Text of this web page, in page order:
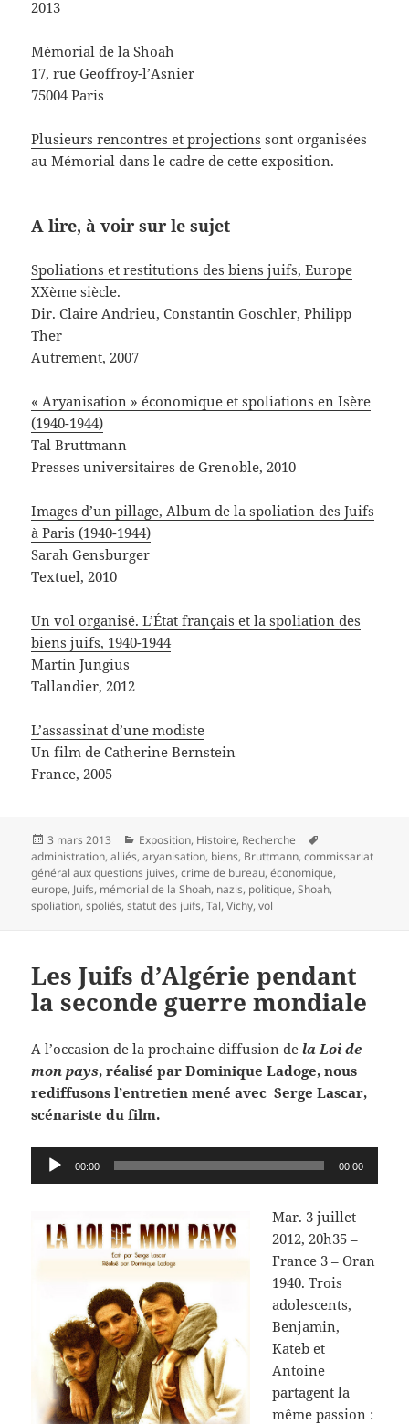
2013
Mémorial de la Shoah
17, rue Geoffroy-l’Asnier
75004 Paris
Plusieurs rencontres et projections sont organisées
au Mémorial dans le cadre de cette exposition.
A lire, à voir sur le sujet
Spoliations et restitutions des biens juifs, Europe
XXème siècle.
Dir. Claire Andrieu, Constantin Goschler, Philipp
Ther
Autrement, 2007
« Aryanisation » économique et spoliations en Isère
(1940-1944)
Tal Bruttmann
Presses universitaires de Grenoble, 2010
Images d’un pillage, Album de la spoliation des Juifs
à Paris (1940-1944)
Sarah Gensburger
Textuel, 2010
Un vol organisé. L’État français et la spoliation des
biens juifs, 1940-1944
Martin Jungius
Tallandier, 2012
L’assassinat d’une modiste
Un film de Catherine Bernstein
France, 2005
Publié
le
3 mars 2013 Catégories
Exposition, Histoire, Recherche
clés
administration,alliés,aryanisation, biens, Bruttmann,commissariat
général aux questions juives,crime de bureau,économique,
europe, Juifs, mémorial de la Shoah, nazis, politique,Shoah,
spoliation,spoliés,statut des juifs,Tal,Vichy,vol
Les Juifs d’Algérie pendant
la seconde guerre mondiale
A l’occasion de la prochaine diffusion dela Loi de
mon pays, réalisé par Dominique Ladoge, nous
rediffusons l’entretien mené avec Serge Lascar,
scénariste du film.
Lecteur 00:00 00:00
Mar. 3 juillet
2012, 20h35 –
France 3 – Oran
1940. Trois
adolescents,
Benjamin,
Kateb et
Antoine
partagent la
même passion :